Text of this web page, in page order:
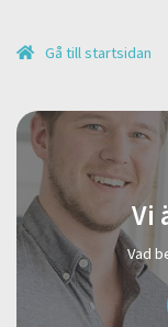
Gå till startsidan
Vi
Vad